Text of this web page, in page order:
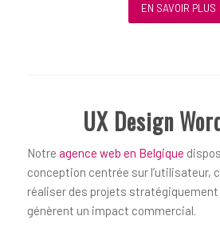
EN SAVOIR PLUS
UX Design
Notre agence web en Belgique
conception centrée sur l’utilisateur,
réaliser des projets
génèrent un impact commercial.